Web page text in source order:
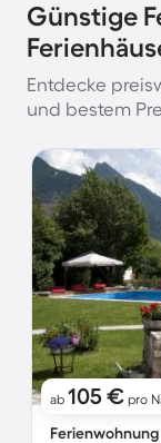
Günstige
Entdecke
und bestem
ab 105 € pro
Ferienwohnung